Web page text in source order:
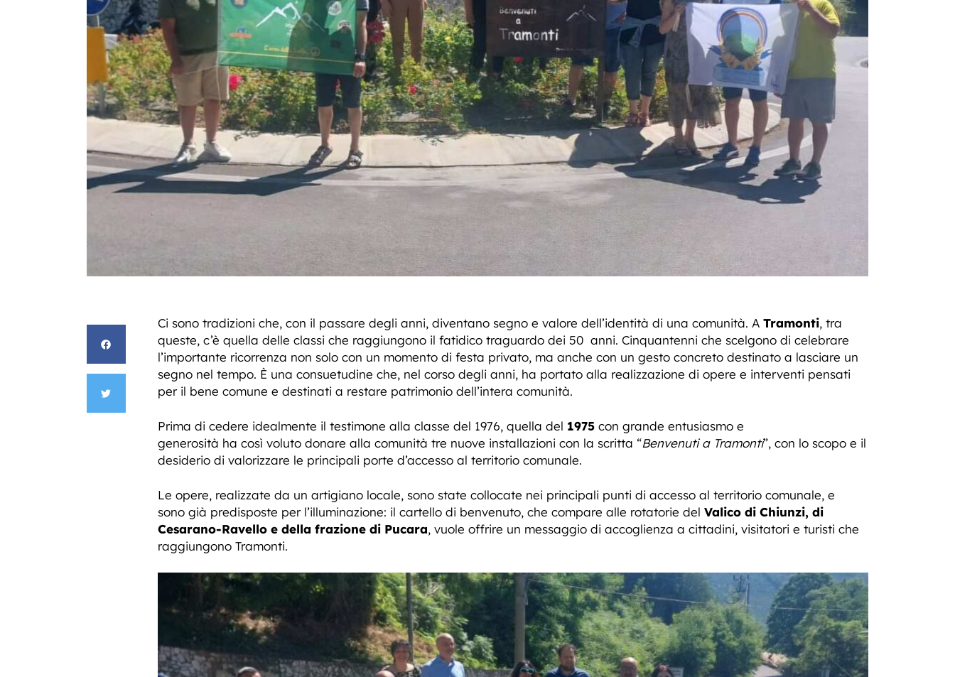
Ci sono tradizioni che, con il passare degli anni, diventano segno e valore dell’identità di una comunità. A Tramonti, tra
queste, c’è quella delle classi che raggiungono il fatidico traguardo dei 50 anni. Cinquantenni che scelgono di celebrare
l’importante ricorrenza non solo con un momento di festa privato, ma anche con un gesto concreto destinato a lasciare un
segno nel tempo. È una consuetudine che, nel corso degli anni, ha portato alla realizzazione di opere e interventi pensati
per il bene comune e destinati a restare patrimonio dell’intera comunità.
Prima di cedere idealmente il testimone alla classe del 1976, quella del 1975 con grande entusiasmo e
generosità ha così voluto donare alla comunità tre nuove installazioni con la scritta “Benvenuti a Tramonti”, con lo scopo e il
desiderio di valorizzare le principali porte d’accesso al territorio comunale.
Le opere, realizzate da un artigiano locale, sono state collocate nei principali punti di accesso al territorio comunale, e
sono già predisposte per l’illuminazione: il cartello di benvenuto, che compare alle rotatorie del Valico di Chiunzi, di
Cesarano-Ravello e della frazione di Pucara, vuole offrire un messaggio di accoglienza a cittadini, visitatori e turisti che
raggiungono Tramonti.